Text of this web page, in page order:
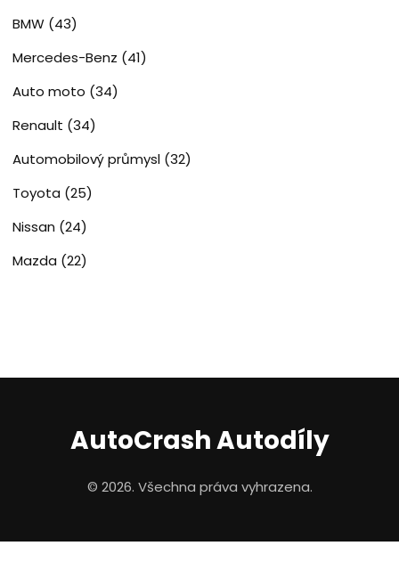
BMW (43)
Mercedes-Benz (41)
Auto moto (34)
Renault (34)
Automobilový průmysl (32)
Toyota (25)
Nissan (24)
Mazda (22)
AutoCrash Autodíly
© 2026. Všechna práva vyhrazena.